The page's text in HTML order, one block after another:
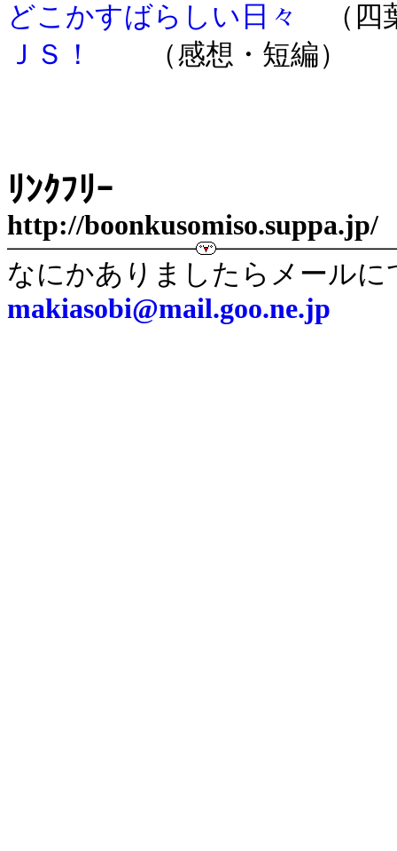
どこかすばらしい日々
（四
ＪＳ！
（感想・短編）
ﾘﾝｸﾌﾘｰ
http://boonkusomiso.suppa.jp/
なにかありましたらメール
makiasobi@mail.goo.ne.jp